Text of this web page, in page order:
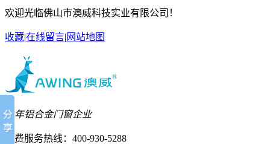
欢迎光临佛山市澳威科技实业有限公司！
收藏|在线留言| 网站地图
26年铝合金门窗企业
免费服务热线： 400-930-5288